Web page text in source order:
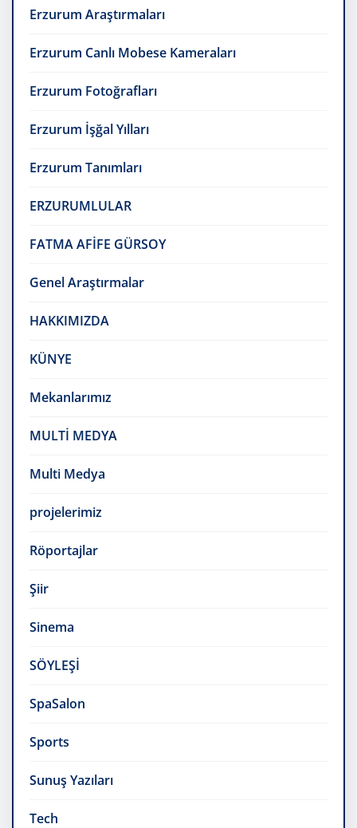
Erzurum Araştırmaları
Erzurum Canlı Mobese Kameraları
Erzurum Fotoğrafları
Erzurum İşğal Yılları
Erzurum Tanımları
ERZURUMLULAR
FATMA AFİFE GÜRSOY
Genel Araştırmalar
HAKKIMIZDA
KÜNYE
Mekanlarımız
MULTİ MEDYA
Multi Medya
projelerimiz
Röportajlar
Şiir
Sinema
SÖYLEŞİ
SpaSalon
Sports
Sunuş Yazıları
Tech